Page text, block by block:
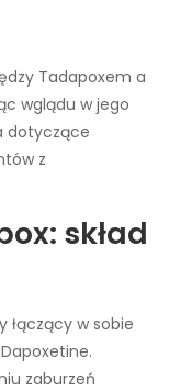
Tadapoxem a
wglądu w jego
dotyczące
z
skład
w sobie
zaburzeń